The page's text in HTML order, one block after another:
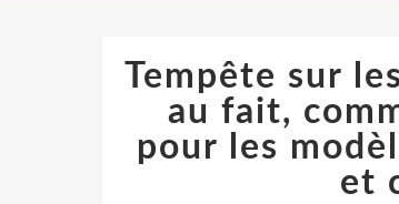
Tempête sur
au fait,
pour les
et